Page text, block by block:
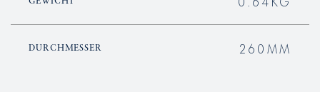
DURCHMESSER 260MM